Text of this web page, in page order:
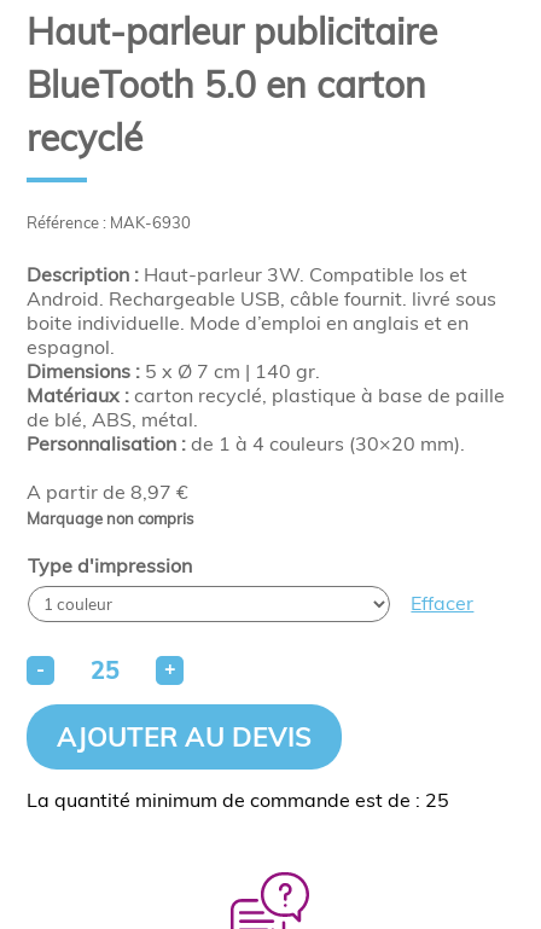
Référence : MAK-6930
A partir de 8,97 €
Marquage non compris
Haut-parleur publicitaire
BlueTooth 5.0 en carton
recyclé
Description : Haut-parleur 3W. Compatible Ios et
Android. Rechargeable USB, câble fournit. livré sous
boite individuelle. Mode d’emploi en anglais et en
espagnol.
Dimensions : 5 x Ø 7 cm | 140 gr.
Matériaux : carton recyclé, plastique à base de paille
de blé, ABS, métal.
Personnalisation : de 1 à 4 couleurs (30×20 mm).
Type d'impression
Effacer
- +
AJOUTER AU DEVIS
La quantité minimum de commande est de : 25